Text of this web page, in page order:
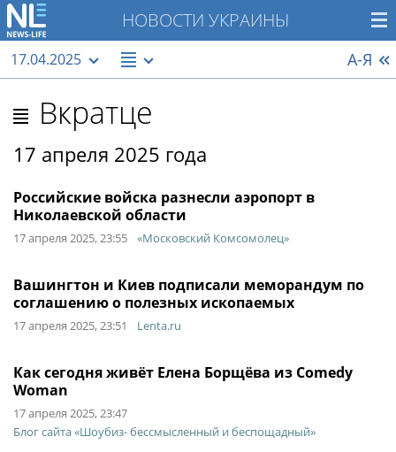
НОВОСТИ УКРАИНЫ
17.04.2025 А-Я
Вкратце
17 апреля 2025 года
Российские войска разнесли аэропорт в
Николаевской области
17 апреля 2025, 23:55 «Московский Комсомолец»
Вашингтон и Киев подписали меморандум по
соглашению о полезных ископаемых
17 апреля 2025, 23:51 Lenta.ru
Как сегодня живёт Елена Борщёва из Comedy
Woman
17 апреля 2025, 23:47
Блог сайта «Шоубиз- бессмысленный и беспощадный»